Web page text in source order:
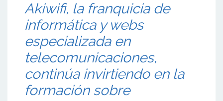
Akiwifi, la franquicia de
informática y webs
especializada en
telecomunicaciones,
continúa invirtiendo en la
formación sobre